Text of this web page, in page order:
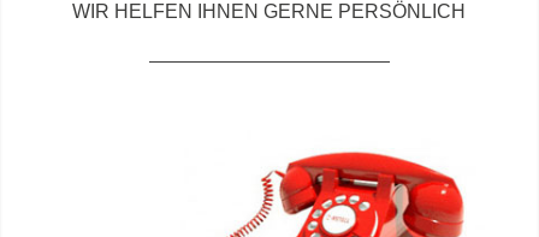
WIR HELFEN IHNEN GERNE PERSÖNLICH